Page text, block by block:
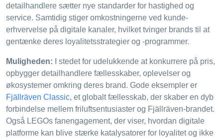
detailhandlere sætter nye standarder for hastighed og
service. Samtidig stiger omkostningerne ved kunde-
erhvervelse på digitale kanaler, hvilket tvinger brands til at
gentænke deres loyalitetsstrategier og -programmer.
Muligheden: I stedet for udelukkende at konkurrere på pris,
opbygger detailhandlere fællesskaber, oplevelser og
økosystemer omkring deres brand. Gode eksempler er
Fjällräven Classic, et globalt fællesskab, der skaber en dyb
forbindelse mellem friluftsentusiaster og Fjällräven-brandet.
Også LEGOs fanengagement, der viser, hvordan digitale
platforme kan blive stærke katalysatorer for loyalitet og ikke